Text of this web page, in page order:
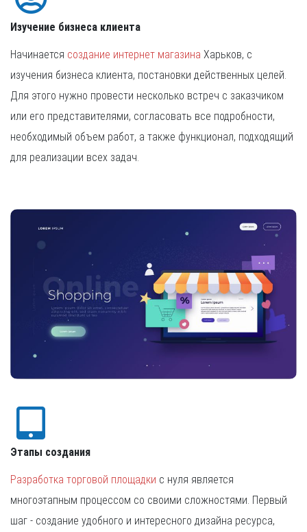
Изучение бизнеса клиента
Начинается создание интернет магазина Харьков, с
изучения бизнеса клиента, постановки действенных целей.
Для этого нужно провести несколько встреч с заказчиком
или его представителями, согласовать все подробности,
необходимый объем работ, а также функционал, подходящий
для реализации всех задач.
Этапы создания
Разработка торговой площадки с нуля является
многоэтапным процессом со своими сложностями. Первый
шаг - создание удобного и интересного дизайна ресурса,